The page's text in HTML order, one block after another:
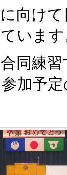
向け
いま
同練
加予